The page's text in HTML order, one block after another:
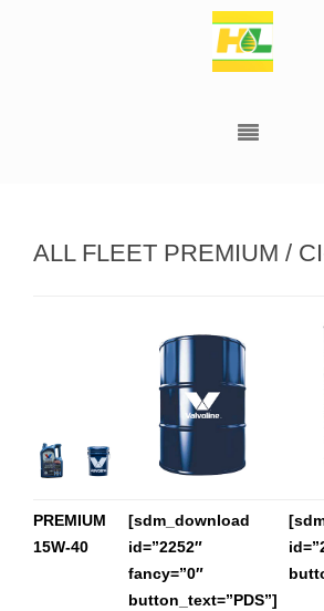
ALL FLEET PREMIUM /
PREMIUM
15W-40
[sdm_download
id=”2252″
fancy=”0″
button_text=”PDS”]